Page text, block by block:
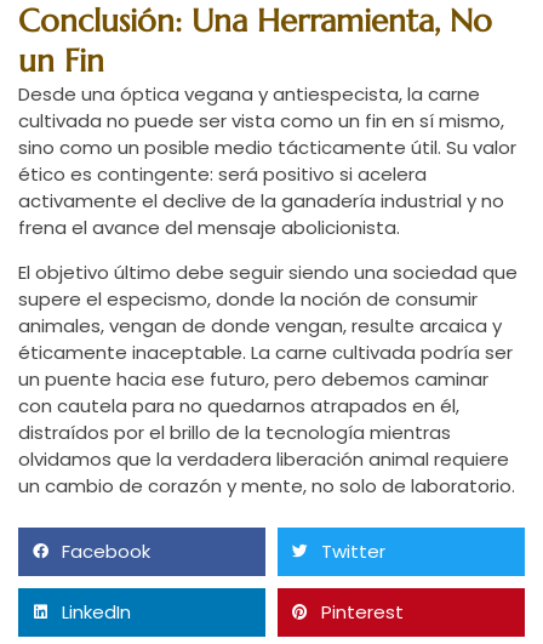
Conclusión: Una Herramienta, No
un Fin
Desde una óptica vegana y antiespecista, la carne
cultivada no puede ser vista como un fin en sí mismo,
sino como un posible medio tácticamente útil. Su valor
ético es contingente: será positivo si acelera
activamente el declive de la ganadería industrial y no
frena el avance del mensaje abolicionista.
El objetivo último debe seguir siendo una sociedad que
supere el especismo, donde la noción de consumir
animales, vengan de donde vengan, resulte arcaica y
éticamente inaceptable. La carne cultivada podría ser
un puente hacia ese futuro, pero debemos caminar
con cautela para no quedarnos atrapados en él,
distraídos por el brillo de la tecnología mientras
olvidamos que la verdadera liberación animal requiere
un cambio de corazón y mente, no solo de laboratorio.
Facebook Twitter
LinkedIn Pinterest